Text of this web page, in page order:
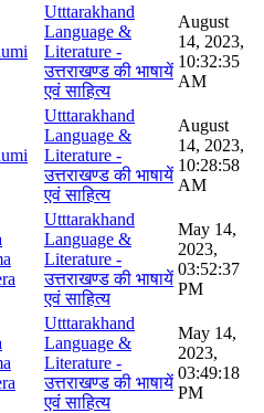
Utttarakhand
Language &
Literature -
उत्तराखण्ड की भाषायें
एवं साहित्य
August
14, 2023,
10:32:35
AM
Utttarakhand
Language &
Literature -
उत्तराखण्ड की भाषायें
एवं साहित्य
August
14, 2023,
10:28:58
AM
Utttarakhand
Language &
Literature -
उत्तराखण्ड की भाषायें
एवं साहित्य
May 14,
2023,
03:52:37
PM
Utttarakhand
Language &
Literature -
उत्तराखण्ड की भाषायें
एवं साहित्य
May 14,
2023,
03:49:18
PM